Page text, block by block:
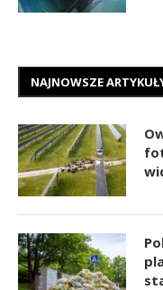
NAJNOWSZE